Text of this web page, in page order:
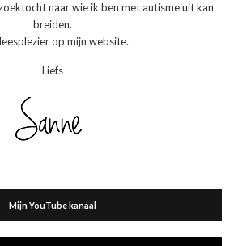
naar wie ik ben met autisme uit kan
breiden.
op mijn website.
Liefs
Mijn YouTube kanaal